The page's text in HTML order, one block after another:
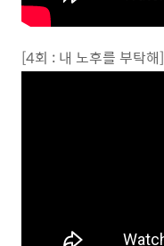
[4회 : 내 노후를 부탁해]